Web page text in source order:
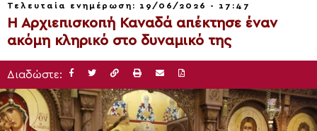
Τελευταία ενημέρωση: 19/06/2026 - 17:47
Η Αρχιεπισκοπή Καναδά απέκτησε έναν
ακόμη κληρικό στο δυναμικό της
Διαδώστε: